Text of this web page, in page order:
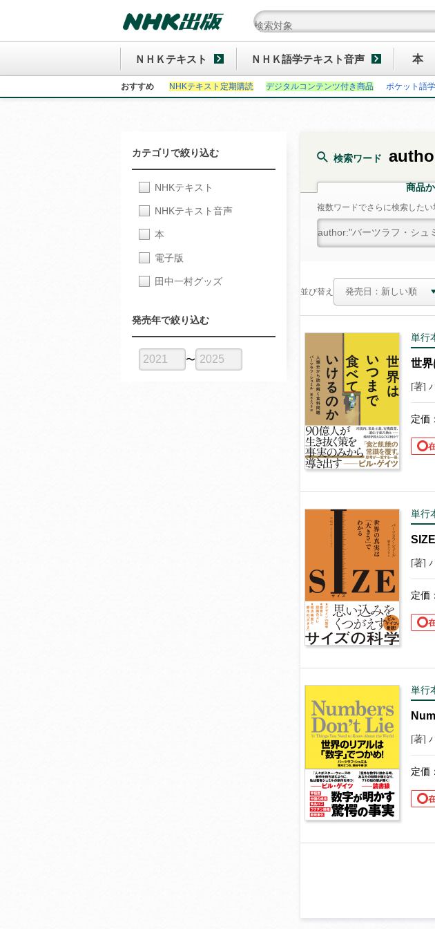
ＮＨＫテキスト ＮＨＫ語学テキスト音声 本
おすすめ NHKテキスト定期購読 デジタルコンテンツ付き商品 ポケット語学
検索ワード
商品
複数ワードでさらに検索した
並び替え
単行
世
[著]
定価：
単行
SIZE
[著]
定価：
単行
[著]
定価：
カテゴリで絞り込む
NHKテキスト
NHKテキスト音声
本
電子版
田中一村グッズ
発売年で絞り込む
〜